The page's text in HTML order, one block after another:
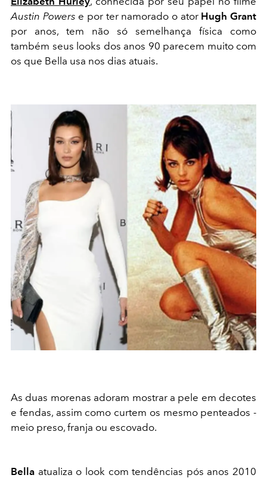
Austin Powers e por ter namorado o ator Hugh Grant
por anos, tem não só semelhança física como
também seus looks dos anos 90 parecem muito com
os que Bella usa nos dias atuais.
As duas morenas adoram mostrar a pele em decotes
e fendas, assim como curtem os mesmo penteados -
meio preso, franja ou escovado.
Bella atualiza o look com tendências pós anos 2010